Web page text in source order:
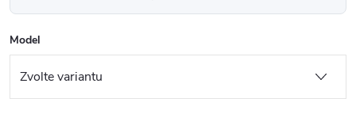
Napište nám svůj dotaz
Odpovídáme v pracovní dny do 24 hodin na váš e‑mail.
Produkt:
Model